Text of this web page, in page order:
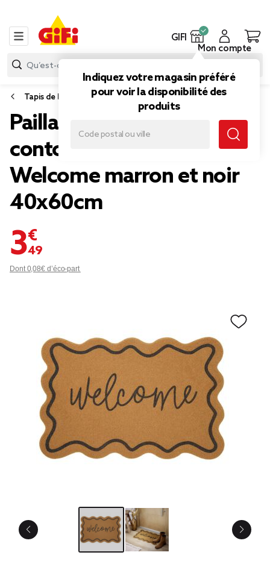
GIFI
Indiquez votre magasin préféré
pour voir la disponibilité des
produits
Mon compte
Tapis de bain
Paillasson extérieur
contour vague inscription
Welcome marron et noir
40x60cm
3,49 €
Dont 0,08€ d’éco-part